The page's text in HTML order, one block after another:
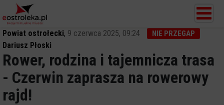
Powiat ostrołecki, 9 czerwca 2025, 09:24 NIE PRZEGAP
Dariusz Płoski
Rower, rodzina i tajemnicza trasa
- Czerwin zaprasza na rowerowy
rajd!